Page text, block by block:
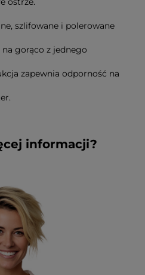
szlifowane i polerowane
gorąco z jednego
zapewnia odporność na
informacji?